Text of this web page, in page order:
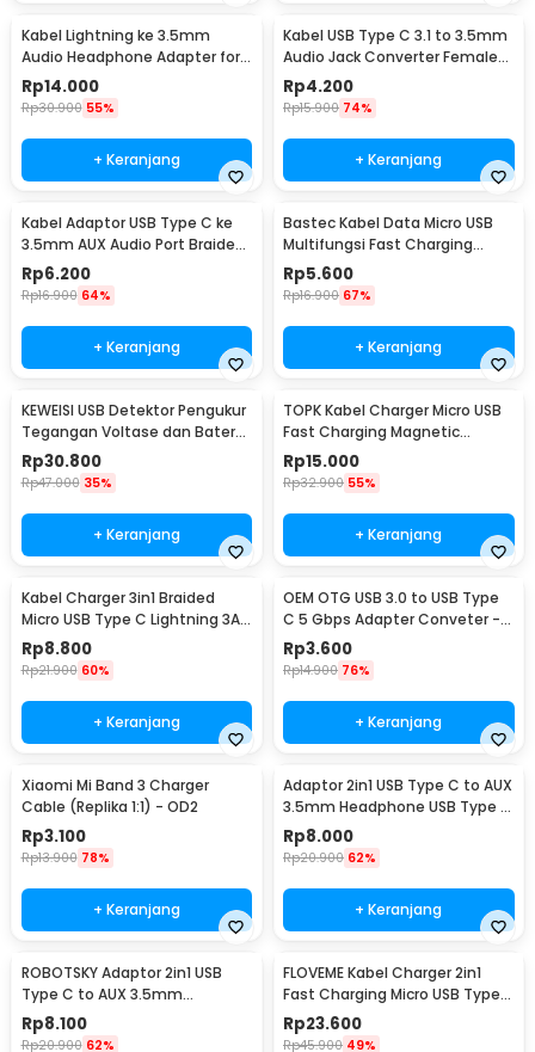
Kabel Lightning ke 3.5mm
Audio Headphone Adapter for
iPhone - JH-001
Rp14.000
Rp30.900 55%
+ Keranjang
Kabel USB Type C 3.1 to 3.5mm
Audio Jack Converter Female
10.5cm - L41
Rp4.200
Rp15.900 74%
+ Keranjang
Kabel Adaptor USB Type C ke
3.5mm AUX Audio Port Braided
- PJ1645-01
Rp6.200
Rp16.900 64%
+ Keranjang
Bastec Kabel Data Micro USB
Multifungsi Fast Charging
Braided 100cm - BN100
Rp5.600
Rp16.900 67%
+ Keranjang
KEWEISI USB Detektor Pengukur
Tegangan Voltase dan Baterai
Tester - KWS-V20
Rp30.800
Rp47.000 35%
+ Keranjang
TOPK Kabel Charger Micro USB
Fast Charging Magnetic
Braided 5V 2.4A 1M - CS1711
Rp15.000
Rp32.900 55%
+ Keranjang
Kabel Charger 3in1 Braided
Micro USB Type C Lightning 3A
1.2M - US186
Rp8.800
Rp21.900 60%
+ Keranjang
OEM OTG USB 3.0 to USB Type
C 5 Gbps Adapter Conveter -
US154
Rp3.600
Rp14.900 76%
+ Keranjang
Xiaomi Mi Band 3 Charger
Cable (Replika 1:1) - OD2
Rp3.100
Rp13.900 78%
+ Keranjang
Adaptor 2in1 USB Type C to AUX
3.5mm Headphone USB Type C
- W1O33
Rp8.000
Rp20.900 62%
+ Keranjang
ROBOTSKY Adaptor 2in1 USB
Type C to AUX 3.5mm
Headphone and USB Type C -
S-K06
Rp8.100
Rp20.900 62%
FLOVEME Kabel Charger 2in1
Fast Charging Micro USB Type
C 14W 1.2M - B00626
Rp23.600
Rp45.900 49%